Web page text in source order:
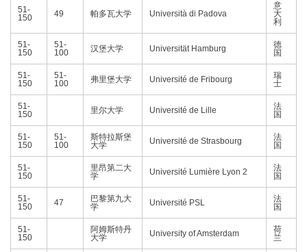
51-
150
49 帕多瓦大学 Università di Padova
意
大
利
51-
150
51-
100
汉堡大学 Universität Hamburg
德
国
51-
150
51-
100
弗里堡大学 Université de Fribourg
瑞
士
51-
150
里尔大学 Université de Lille
法
国
51-
150
51-
100
斯特拉斯堡
大学
Université de Strasbourg
法
国
51-
150
里昂第二大
学
Université Lumière Lyon 2
法
国
51-
150
47
巴黎第九大
学
Université PSL
法
国
51-
150
阿姆斯特丹
大学
University of Amsterdam
荷
兰